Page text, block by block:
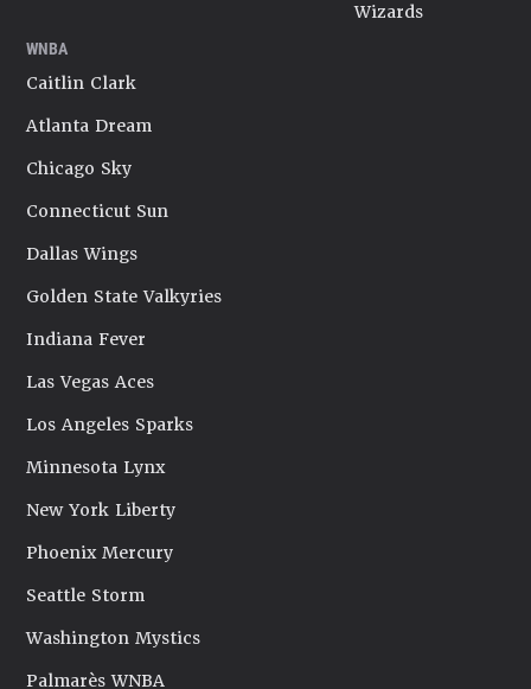
Wizards
WNBA
Caitlin Clark
Atlanta Dream
Chicago Sky
Connecticut Sun
Dallas Wings
Golden State Valkyries
Indiana Fever
Las Vegas Aces
Los Angeles Sparks
Minnesota Lynx
New York Liberty
Phoenix Mercury
Seattle Storm
Washington Mystics
Palmarès WNBA